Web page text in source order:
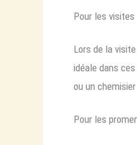
Pour les
Lors de la
idéale dans
ou un
Pour les